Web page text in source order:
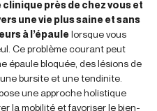
près de chez vous et
une vie plus saine et sans
à l’épaulelorsque vous
Ce problème courant peut
épaule bloquée, des lésions de
bursite et une tendinite.
une approche holistique
la mobilité et favoriser le bien-